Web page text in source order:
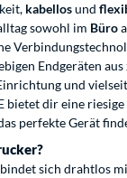
kabellosund
sowohl im Büro
Endgeräten aus
und
bietet dir eine
perfekte Gerät
sich drahtlos